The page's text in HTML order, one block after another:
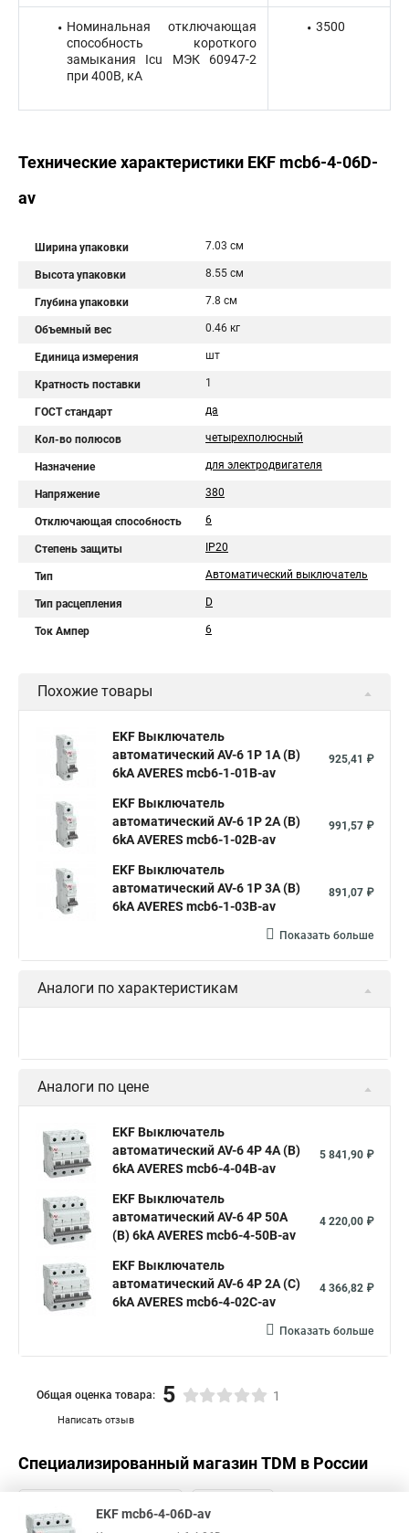
Номинальная отключающая
способность короткого
замыкания Icu МЭК 60947-2
при 400В, кА
3500
Технические характеристики EKF mcb6-4-06D-
av
Ширина упаковки 7.03 см
Высота упаковки 8.55 см
Глубина упаковки 7.8 см
Объемный вес 0.46 кг
Единица измерения шт
Кратность поставки 1
ГОСТ стандарт да
Кол-во полюсов четырехполюсный
Назначение для электродвигателя
Напряжение 380
Отключающая способность 6
Степень защиты IP20
Тип Автоматический выключатель
Тип расцепления D
Ток Ампер 6
Похожие товары
EKF Выключатель
автоматический AV-6 1P 1A (B)
6kA AVERES mcb6-1-01B-av
925,41 ₽
EKF Выключатель
автоматический AV-6 1P 2A (B)
6kA AVERES mcb6-1-02B-av
991,57 ₽
EKF Выключатель
автоматический AV-6 1P 3A (B)
6kA AVERES mcb6-1-03B-av
891,07 ₽
Показать больше
Аналоги по характеристикам
Аналоги по цене
EKF Выключатель
автоматический AV-6 4P 4A (B)
6kA AVERES mcb6-4-04B-av
5 841,90 ₽
EKF Выключатель
автоматический AV-6 4P 50A
(B) 6kA AVERES mcb6-4-50B-av
4 220,00 ₽
EKF Выключатель
автоматический AV-6 4P 2A (C)
6kA AVERES mcb6-4-02C-av
4 366,82 ₽
Показать больше
Написать отзыв
Общая оценка товара: 5 1
Специализированный магазинTDM в России
EKF mcb6-4-06D-av